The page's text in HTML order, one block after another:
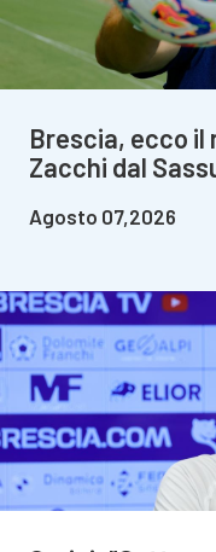
Brescia, ecco il
Zacchi dal
Agosto 07,2026